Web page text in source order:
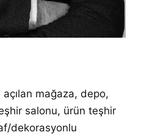
açılan mağaza, depo,
salonu, ürün teşhir
dekorasyonlu